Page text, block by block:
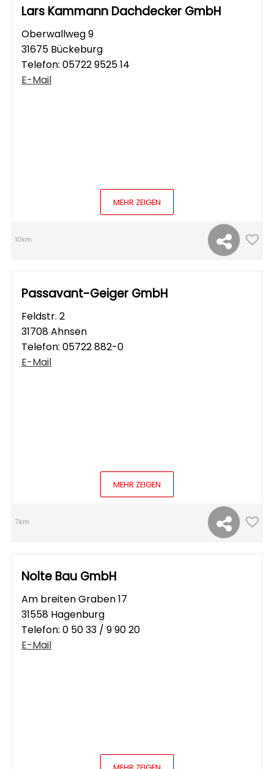
Lars Kammann Dachdecker GmbH
Oberwallweg 9
31675 Bückeburg
Telefon: 05722 9525 14
E-Mail
MEHR ZEIGEN
10km
Passavant-Geiger GmbH
Feldstr. 2
31708 Ahnsen
Telefon: 05722 882-0
E-Mail
MEHR ZEIGEN
7km
Nolte Bau GmbH
Am breiten Graben 17
31558 Hagenburg
Telefon: 0 50 33 / 9 90 20
E-Mail